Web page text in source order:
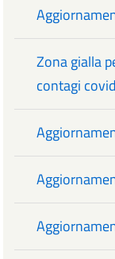
Zona gialla
contagi